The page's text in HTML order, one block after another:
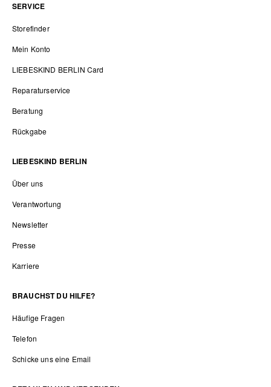
SERVICE
Storefinder
Mein Konto
LIEBESKIND BERLIN Card
Reparaturservice
Beratung
Rückgabe
LIEBESKIND BERLIN
Über uns
Verantwortung
Newsletter
Presse
Karriere
BRAUCHST DU HILFE?
Häufige Fragen
Telefon
Schicke uns eine Email